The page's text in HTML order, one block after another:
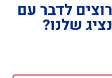
רוצים לדבר עם
נציג שלנו?